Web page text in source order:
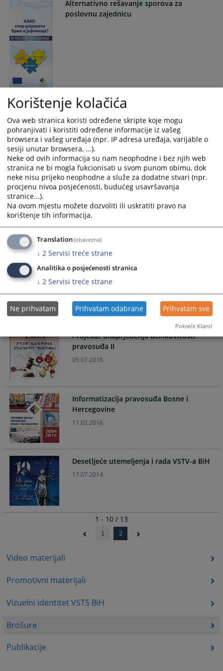
Video materijali
Promotivni materijali
Vizuelni identitet VSTS BiH
Brošure
Publikacije
Alternativno rešavanje sporova za
poslovnu zajednicu
Smjernice za sklapanje sudske nagodbe -
za stranke
Šta vidite - predrasude i stereotipi
Konsolidacija i dalji razvoj pravosudnog
komunikacionog i informacionog sistema
09.07.2018.
Projekat unaprjeđenja učinkovitosti
pravosuđa II
05.07.2018.
Informatizacija pravosuđa Bosne i
Hercegovine
11.02.2016.
Desetljeće utemeljenja i rada VSTV-a BiH
17.07.2014.
1 - 10 / 13
1 2
Korištenje kolačića
Ova web stranica koristi određene skripte koje mogu
pohranjivati i koristiti određene informacije iz vašeg
browsera i vašeg uređaja (npr. IP adresa uređaja, varijable o
sesiji unutar browsera, ...).
Neke od ovih informacija su nam neophodne i bez njih web
stranica ne bi mogla fukcionisati u svom punom obimu, dok
neke nisu prijeko neophodne a služe za dodatne stvari (npr.
procjenu nivoa posjećenosti, budućeg usavršavanja
stranice...).
Na ovom mjestu možete dozvoliti ili uskratiti pravo na
korištenje tih informacija.
Translation(obavezna)
↓ 2 Servisi treće strane
Analitika o posjećenosti stranica
↓ 2 Servisi treće strane
Ne prihvatam Prihvatam odabrane Prihvatam sve
Pokreće Klaro!